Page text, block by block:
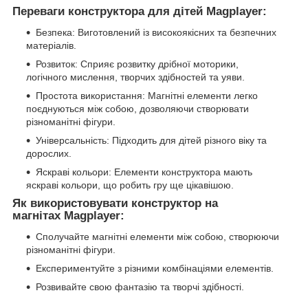
Переваги конструктора для дітей Magplayer:
Безпека: Виготовлений із високоякісних та безпечних
матеріалів.
Розвиток: Сприяє розвитку дрібної моторики,
логічного мислення, творчих здібностей та уяви.
Простота використання: Магнітні елементи легко
поєднуються між собою, дозволяючи створювати
різноманітні фігури.
Універсальність: Підходить для дітей різного віку та
дорослих.
Яскраві кольори: Елементи конструктора мають
яскраві кольори, що робить гру ще цікавішою.
Як використовувати конструктор на
магнітах Magplayer:
Сполучайте магнітні елементи між собою, створюючи
різноманітні фігури.
Експериментуйте з різними комбінаціями елементів.
Розвивайте свою фантазію та творчі здібності.